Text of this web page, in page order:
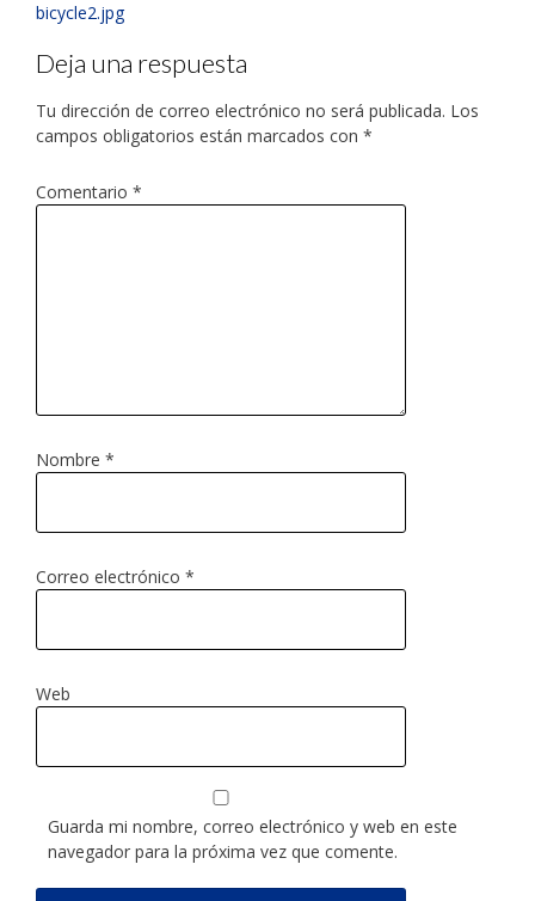
bicycle2.jpg
Deja una respuesta
Tu dirección de correo electrónico no será publicada. Los
campos obligatorios están marcados con *
Comentario *
Nombre *
Correo electrónico *
Web
Guarda mi nombre, correo electrónico y web en este
navegador para la próxima vez que comente.